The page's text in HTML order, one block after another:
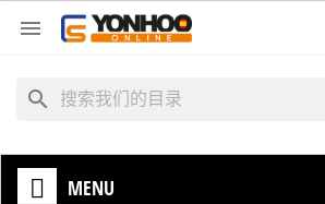

search
MENU